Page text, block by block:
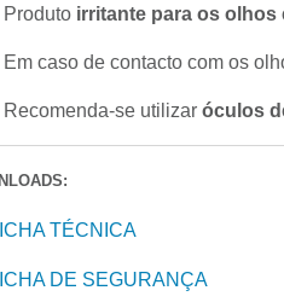
Produto irritante para os olhos
Em caso de contacto com os
Recomenda-se utilizaróculos
TÉCNICA
DE SEGURANÇA